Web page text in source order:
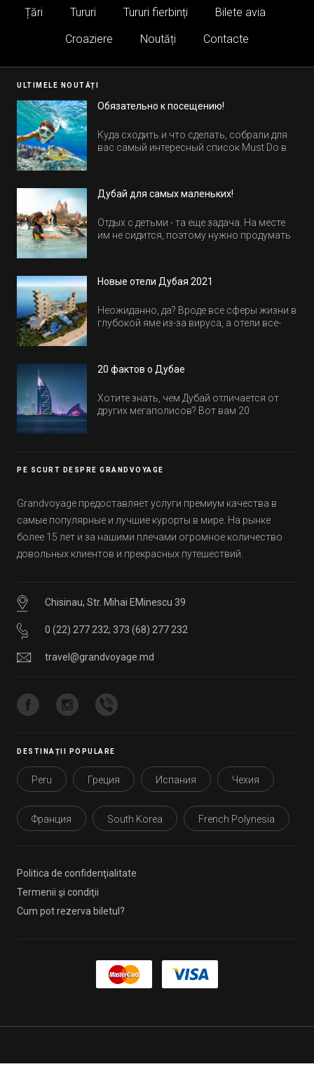
Țări Tururi Tururi fierbinți
Bilete avia
Croaziere
Noutăți Contacte
ULTIMELE NOUTĂȚI
Обязательно к посещению!
Куда сходить и что сделать, собрали для
вас самый интересный список Must Do в
Дубай для самых маленьких!
Отдых с детьми - та еще задача. На месте
им не сидится, поэтому нужно продумать
Новые отели Дубая 2021
Неожиданно, да? Вроде все сферы жизни в
глубокой яме из-за вируса, а отели все-
обычно на первые заезды дают промо-
20 фактов о Дубае
Хотите знать, чем Дубай отличается от
других мегаполисов? Вот вам 20
PE SCURT DESPRE GRANDVOYAGE
Grandvoyage предоставляет услуги премиум качества в
самые популярные и лучшие курорты в мире. На рынке
более 15 лет и за нашими плечами огромное количество
довольных клиентов и прекрасных путешествий.
Chisinau, Str. Mihai EMinescu 39
0 (22) 277 232; 373 (68) 277 232
travel@grandvoyage.md
DESTINAȚII POPULARE
Peru Греция Испания Чехия
Франция South Korea French Polynesia
Politica de confidenţialitate
Termenii şi condiţii
Cum pot rezerva biletul?